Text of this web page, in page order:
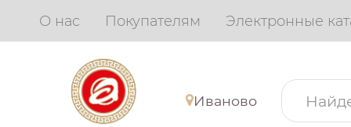
О нас Покупателям Электронные
Иваново